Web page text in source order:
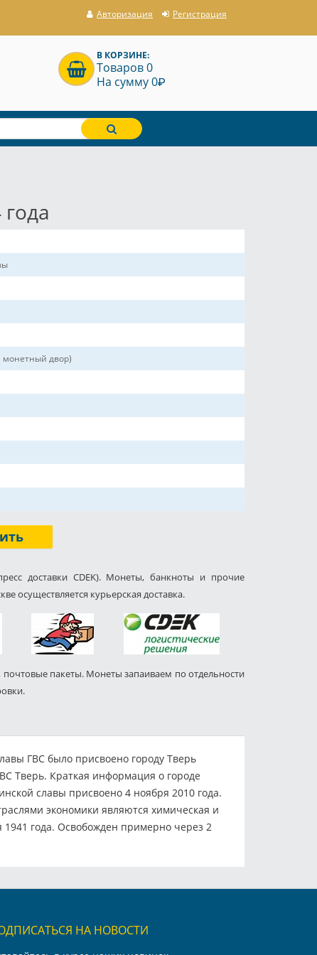
Авторизация Регистрация
В КОРЗИНЕ:
Товаров 0
На сумму 0P
монетный двор)
доставки CDEK). Монеты, банкноты и прочие
осуществляется курьерская доставка.
пакеты. Монеты запаиваем по отдельности
ГВС было присвоено городу Тверь
Тверь. Краткая информация о городе
славы присвоено 4 ноября 2010 года.
экономики являются химическая и
года. Освобожден примерно через 2
НА НОВОСТИ